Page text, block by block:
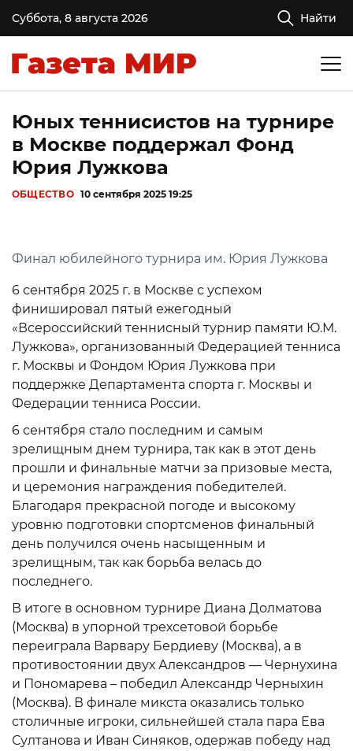
Суббота, 8 августа 2026 Найти
Юных теннисистов на турнире
в Москве поддержал Фонд
Юрия Лужкова
ОБЩЕСТВО 10 сентября 2025 19:25
Финал юбилейного турнира им. Юрия Лужкова
6 сентября 2025 г. в Москве с успехом
финишировал пятый ежегодный
«Всероссийский теннисный турнир памяти Ю.М.
Лужкова», организованный Федерацией тенниса
г. Москвы и Фондом Юрия Лужкова при
поддержке Департамента спорта г. Москвы и
Федерации тенниса России.
6 сентября стало последним и самым
зрелищным днем турнира, так как в этот день
прошли и финальные матчи за призовые места,
и церемония награждения победителей.
Благодаря прекрасной погоде и высокому
уровню подготовки спортсменов финальный
день получился очень насыщенным и
зрелищным, так как борьба велась до
последнего.
В итоге в основном турнире Диана Долматова
(Москва) в упорной трехсетовой борьбе
переиграла Варвару Бердиеву (Москва), а в
противостоянии двух Александров — Чернухина
и Пономарева – победил Александр Черныхин
(Москва). В финале микста оказались только
столичные игроки, сильнейшей стала пара Ева
Султанова и Иван Синяков, одержав победу над